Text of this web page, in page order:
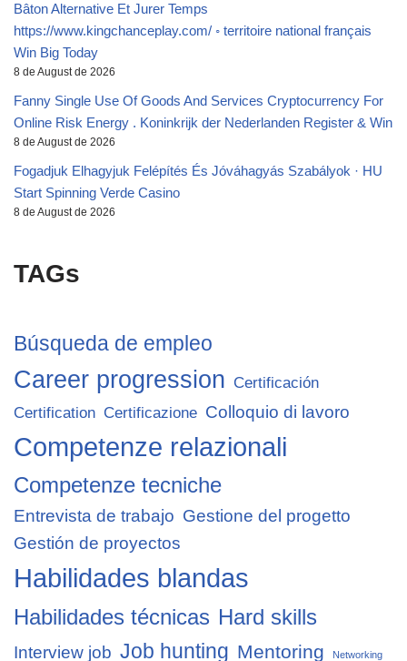
Bâton Alternative Et Jurer Temps
https://www.kingchanceplay.com/ ◦ territoire national français
Win Big Today
8 de August de 2026
Fanny Single Use Of Goods And Services Cryptocurrency For
Online Risk Energy . Koninkrijk der Nederlanden Register & Win
8 de August de 2026
Fogadjuk Elhagyjuk Felépítés És Jóváhagyás Szabályok · HU
Start Spinning Verde Casino
8 de August de 2026
TAGs
Búsqueda de empleo
Career progression Certificación
Certification Certificazione Colloquio di lavoro
Competenze relazionali
Competenze tecniche
Entrevista de trabajo Gestione del progetto
Gestión de proyectos
Habilidades blandas
Habilidades técnicas Hard skills
Interview job Job hunting Mentoring Networking